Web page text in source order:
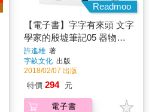
Readmoo
【電子書】字字有來頭 文字
學家的殷墟筆記05 器物製
造篇
許進雄 著
字畝文化 出版
2018/02/07 出版
特價 294 元
電子書